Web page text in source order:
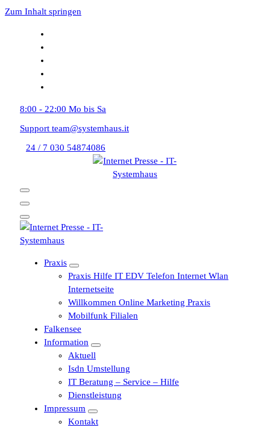
Zum Inhalt springen
8:00 - 22:00 Mo bis Sa
Support team@systemhaus.it
24 / 7 030 54874086
Praxis
Praxis Hilfe IT EDV Telefon Internet Wlan
Internetseite
Willkommen Online Marketing Praxis
Mobilfunk Filialen
Falkensee
Information
Aktuell
Isdn Umstellung
IT Beratung – Service – Hilfe
Dienstleistung
Impressum
Kontakt